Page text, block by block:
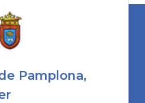
Pamplona,